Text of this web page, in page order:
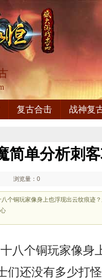
复古合击 战神复
简单分析刺
浏览量：0
个铜玩家像身上也浮现出云纹痕迹
八个铜玩家像身
们还没有多少打